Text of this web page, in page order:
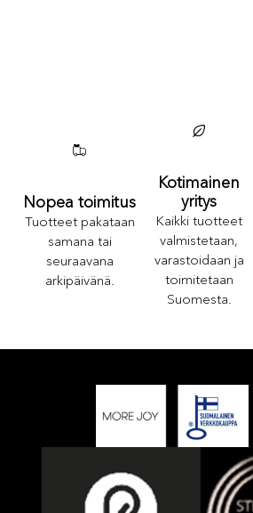
Nopea toimitus
Tuotteet pakataan
samana tai
seuraavana
arkipäivänä.
Kotimainen
yritys
Kaikki tuotteet
valmistetaan,
varastoidaan ja
toimitetaan
Suomesta.